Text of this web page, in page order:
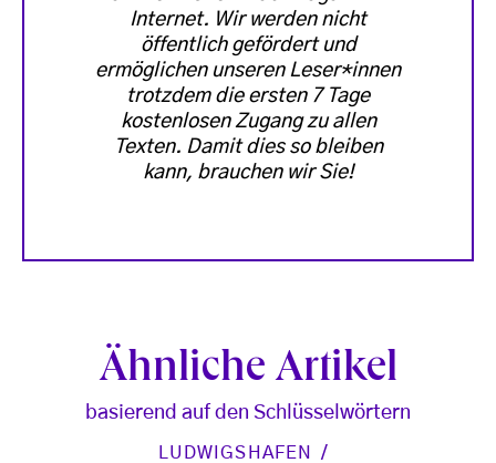
Internet. Wir werden nicht
öffentlich gefördert und
ermöglichen unseren Leser*innen
trotzdem die ersten 7 Tage
kostenlosen Zugang zu allen
Texten. Damit dies so bleiben
kann, brauchen wir Sie!
Ähnliche Artikel
basierend auf den Schlüsselwörtern
LUDWIGSHAFEN